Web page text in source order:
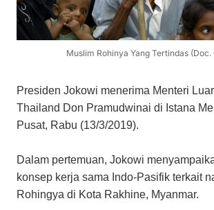
Muslim Rohinya Yang Tertindas (Doc.
Presiden Jokowi menerima Menteri
Thailand Don Pramudwinai di Istana
Pusat, Rabu (13/3/2019).
Dalam pertemuan, Jokowi
konsep kerja sama Indo-Pasifik terkait
Rohingya di Kota Rakhine, Myanmar.